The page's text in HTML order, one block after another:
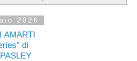
2026
AMARTI
di